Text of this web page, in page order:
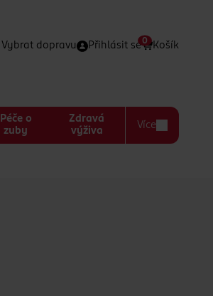
Vybrat dopravu Přihlásit se Košík
0
Péče o
zuby
Zdravá
výživa
Více